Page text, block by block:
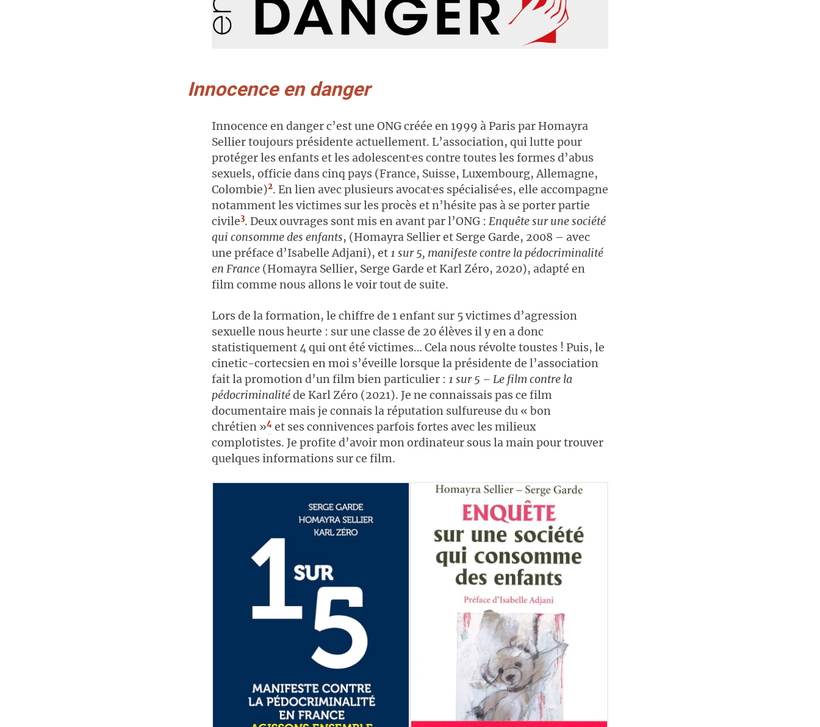
Innocence en danger
Innocence en danger c’est une ONG créée en 1999 à Paris par Homayra
Sellier toujours présidente actuellement. L’association, qui lutte pour
protéger les enfants et les adolescent·es contre toutes les formes d’abus
sexuels, officie dans cinq pays (France, Suisse, Luxembourg, Allemagne,
Colombie)2. En lien avec plusieurs avocat·es spécialisé·es, elle accompagne
notamment les victimes sur les procès et n’hésite pas à se porter partie
civile3. Deux ouvrages sont mis en avant par l’ONG : Enquête sur une société
qui consomme des enfants, (Homayra Sellier et Serge Garde, 2008 – avec
une préface d’Isabelle Adjani), et 1 sur 5, manifeste contre la pédocriminalité
en France (Homayra Sellier, Serge Garde et Karl Zéro, 2020), adapté en
film comme nous allons le voir tout de suite.
Lors de la formation, le chiffre de 1 enfant sur 5 victimes d’agression
sexuelle nous heurte : sur une classe de 20 élèves il y en a donc
statistiquement 4 qui ont été victimes… Cela nous révolte toustes ! Puis, le
cinetic-cortecsien en moi s’éveille lorsque la présidente de l’association
fait la promotion d’un film bien particulier : 1 sur 5 – Le film contre la
pédocriminalitéde Karl Zéro (2021). Je ne connaissais pas ce film
documentaire mais je connais la réputation sulfureuse du « bon
chrétien »4 et ses connivences parfois fortes avec les milieux
complotistes. Je profite d’avoir mon ordinateur sous la main pour trouver
quelques informations sur ce film.